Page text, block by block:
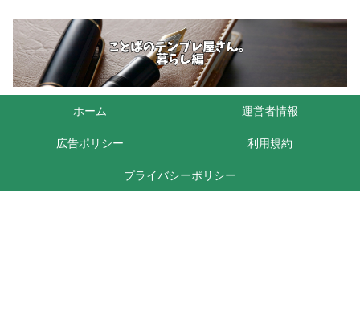
ホーム 運営者情報
広告ポリシー 利用規約
プライバシーポリシー